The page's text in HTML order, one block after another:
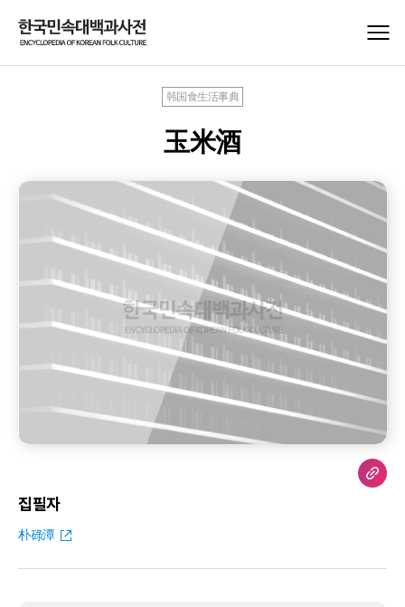
韩国食生活事典
玉米酒
집필자
朴碌潭